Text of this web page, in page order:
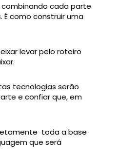
combinando cada parte
como construir uma
levar pelo roteiro
tecnologias serão
e confiar que, em
toda a base
que será